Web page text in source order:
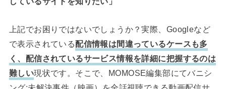
上記でお困りではないでしょうか？実際、Googleなど
で表示されている配信情報は間違っているケースも多
く、配信されているサービス情報を詳細に把握するのは
難しい現状です。そこで、MOMOSE編集部にてバニシ